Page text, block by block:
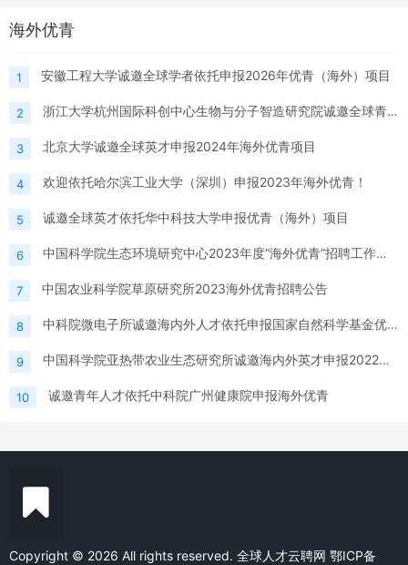
海外优青
1 安徽工程大学诚邀全球学者依托申报2026年优青（海外）项目
2 浙江大学杭州国际科创中心生物与分子智造研究院诚邀全球青年人才共筑未来
3 北京大学诚邀全球英才申报2024年海外优青项目
4 欢迎依托哈尔滨工业大学（深圳）申报2023年海外优青！
5 诚邀全球英才依托华中科技大学申报优青（海外）项目
6 中国科学院生态环境研究中心2023年度“海外优青”招聘工作人员公告
7 中国农业科学院草原研究所2023海外优青招聘公告
8 中科院微电子所诚邀海内外人才依托申报国家自然科学基金优秀青年科学基金项目（海外）项目
9 中国科学院亚热带农业生态研究所诚邀海内外英才申报2022年度国家优青（海外）项目
10 诚邀青年人才依托中科院广州健康院申报海外优青
Copyright © 2026 All rights reserved. 全球人才云聘网 鄂ICP备